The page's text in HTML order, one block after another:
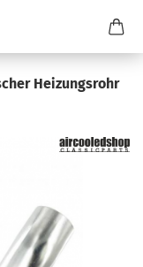
Heizungsrohr